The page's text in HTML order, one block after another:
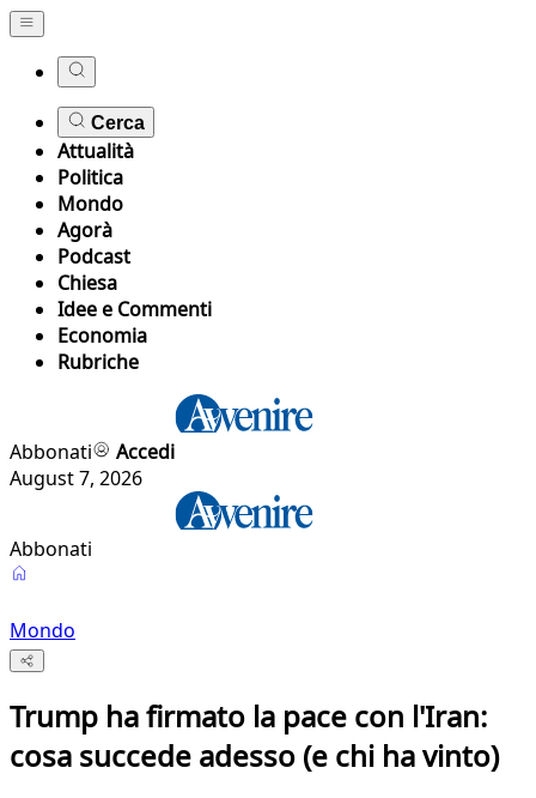
Cerca
Attualità
Politica
Mondo
Agorà
Podcast
Chiesa
Idee e Commenti
Economia
Rubriche
Abbonati
Accedi
August 7, 2026
Abbonati
Mondo
Trump ha firmato la pace con l'Iran:
cosa succede adesso (e chi ha vinto)